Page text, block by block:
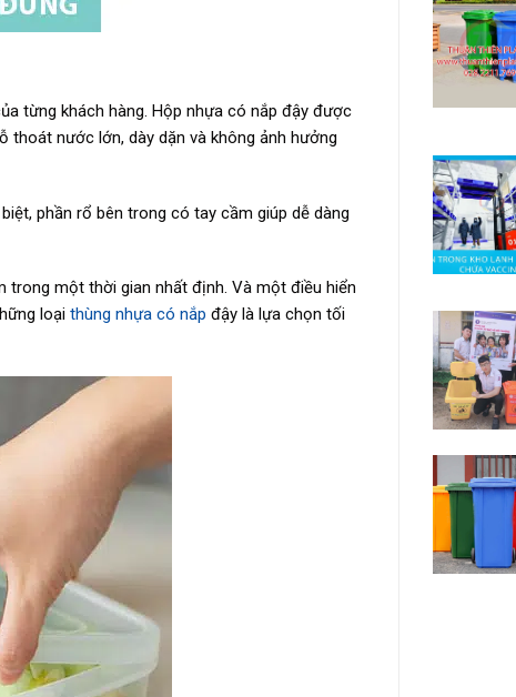
từng khách hàng. Hộp nhựa có nắp đậy được
thoát nước lớn, dày dặn và không ảnh hưởng
phần rổ bên trong có tay cầm giúp dễ dàng
một thời gian nhất định. Và một điều hiển
loại thùng nhựa có nắp đậy là lựa chọn tối